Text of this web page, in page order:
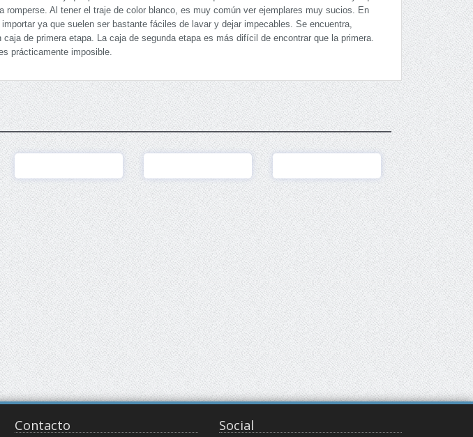
romperse. Al tener el traje de color blanco, es muy común ver ejemplares muy sucios. En
ya que suelen ser bastante fáciles de lavar y dejar impecables. Se encuentra,
caja de primera etapa. La caja de segunda etapa es más difícil de encontrar que la primera.
prácticamente imposible.
Ver
Ver
Ver
Contacto Social